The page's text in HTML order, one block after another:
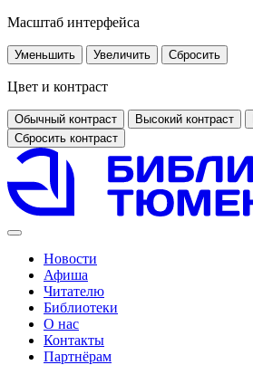
Масштаб интерфейса
Уменьшить Увеличить Сбросить
Цвет и контраст
Обычный контраст Высокий контраст
Сбросить контраст
Новости
Афиша
Читателю
Библиотеки
О нас
Контакты
Партнёрам